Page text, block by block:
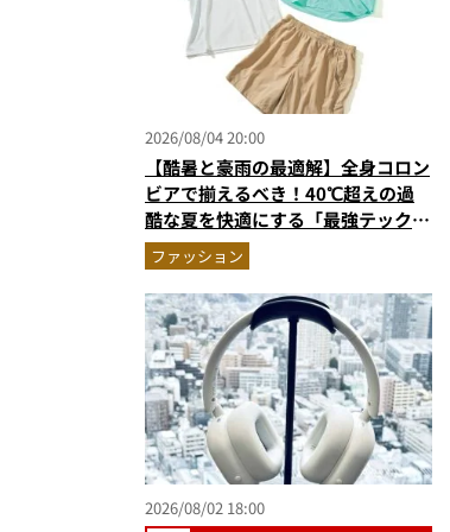
2026/08/04 20:00
【酷暑と豪雨の最適解】全身コロン
ビアで揃えるべき！40℃超えの過
酷な夏を快適にする「最強テックウ
エア」セットアップ
ファッション
2026/08/02 18:00